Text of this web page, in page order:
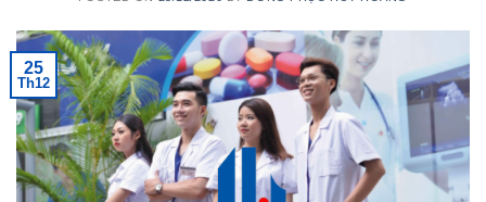
25
Th12